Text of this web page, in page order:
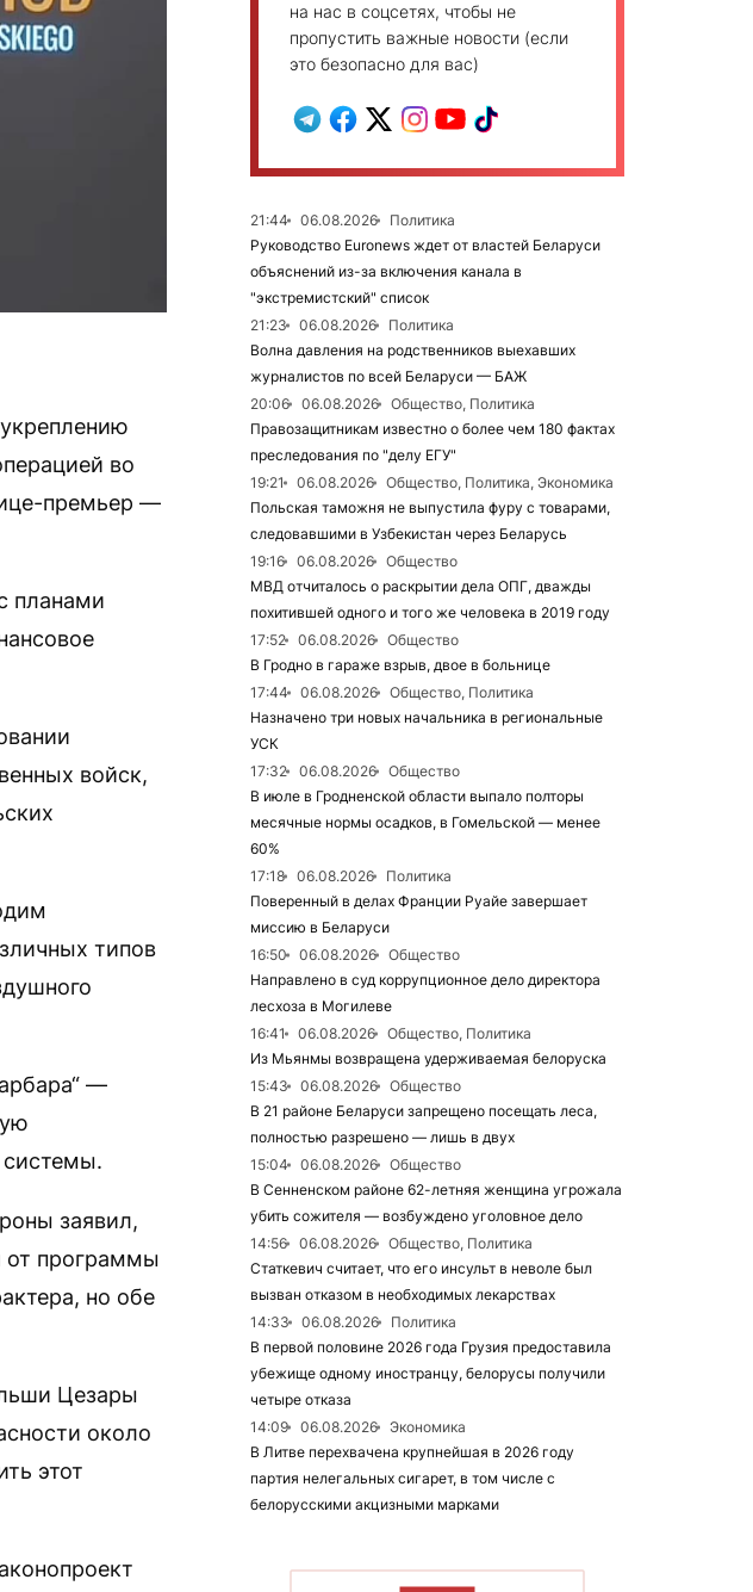
во
премьер —
планами
войск,
типов
—
заявил,
от программы
но обе
Цезары
около
этот
на нас в соцсетях, чтобы не
пропустить важные новости (если
это безопасно для вас)
21:44 06.08.2026
Политика
Руководство Euronews ждет от властей Беларуси
объяснений из-за включения канала в
"экстремистский" список
21:23
06.08.2026
Политика
Волна давления на родственников выехавших
журналистов по всей Беларуси — БАЖ
20:06
06.08.2026
Общество, Политика
Правозащитникам известно о более чем 180 фактах
преследования по "делу ЕГУ"
19:21
06.08.2026
Общество, Политика, Экономика
Польская таможня не выпустила фуру с товарами,
следовавшими в Узбекистан через Беларусь
19:16
06.08.2026
Общество
МВД отчиталось о раскрытии дела ОПГ, дважды
похитившей одного и того же человека в 2019 году
17:52
06.08.2026
Общество
В Гродно в гараже взрыв, двое в больнице
17:44
06.08.2026
Общество, Политика
Назначено три новых начальника в региональные
УСК
17:32
06.08.2026
Общество
В июле в Гродненской области выпало полторы
месячные нормы осадков, в Гомельской — менее
60%
17:18
06.08.2026
Политика
Поверенный в делах Франции Руайе завершает
миссию в Беларуси
16:50
06.08.2026
Общество
Направлено в суд коррупционное дело директора
лесхоза в Могилеве
16:41
06.08.2026
Общество, Политика
Из Мьянмы возвращена удерживаемая белоруска
15:43
06.08.2026
Общество
В 21 районе Беларуси запрещено посещать леса,
полностью разрешено — лишь в двух
15:04
06.08.2026
Общество
В Сенненском районе 62-летняя женщина угрожала
убить сожителя — возбуждено уголовное дело
14:56
06.08.2026
Общество, Политика
Статкевич считает, что его инсульт в неволе был
вызван отказом в необходимых лекарствах
14:33
06.08.2026
Политика
В первой половине 2026 года Грузия предоставила
убежище одному иностранцу, белорусы получили
четыре отказа
14:09
06.08.2026
Экономика
В Литве перехвачена крупнейшая в 2026 году
партия нелегальных сигарет, в том числе с
белорусскими акцизными марками